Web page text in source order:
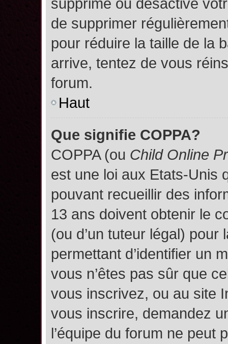
de supprimer
pour réduire la taille de la
arrive, tentez de vous
forum.
Haut
Que signifie COPPA?
COPPA (ou Child Online
est une loi aux Etats-Unis
pouvant recueillir des
13 ans doivent obtenir le
(ou d’un tuteur légal)
permettant d’identifier un
vous n’êtes pas sûr que
vous inscrivez, ou au site
vous inscrire, demandez
l’équipe du forum ne peut